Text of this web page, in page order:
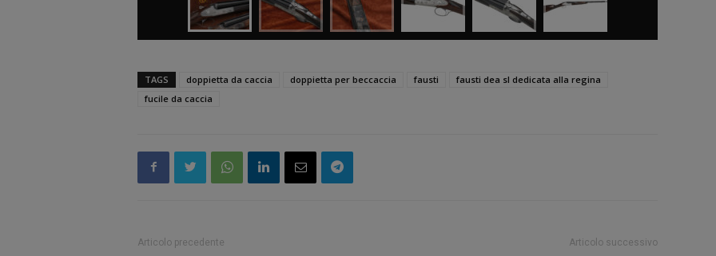
TAGS doppietta da caccia doppietta per beccaccia fausti
fausti dea sl dedicata alla regina
fucile da caccia
Articolo precedente Articolo successivo